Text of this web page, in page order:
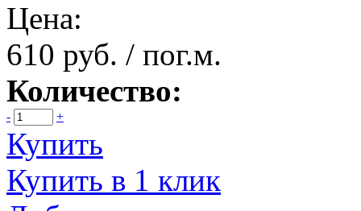
Цена:
610 руб. / пог.м.
Количество:
- +
Купить
Купить в 1 клик